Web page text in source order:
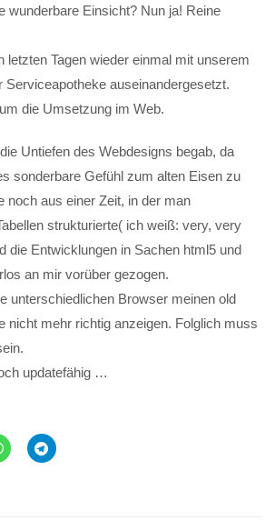
wunderbare Einsicht? Nun ja! Reine
letzten Tagen wieder einmal mit unserem
Serviceapotheke auseinandergesetzt.
die Umsetzung im Web.
Untiefen des Webdesigns begab, da
sonderbare Gefühl zum alten Eisen zu
noch aus einer Zeit, in der man
strukturierte( ich weiß: very, very
die Entwicklungen in Sachen html5 und
an mir vorüber gezogen.
unterschiedlichen Browser meinen old
nicht mehr richtig anzeigen. Folglich muss
updatefähig …